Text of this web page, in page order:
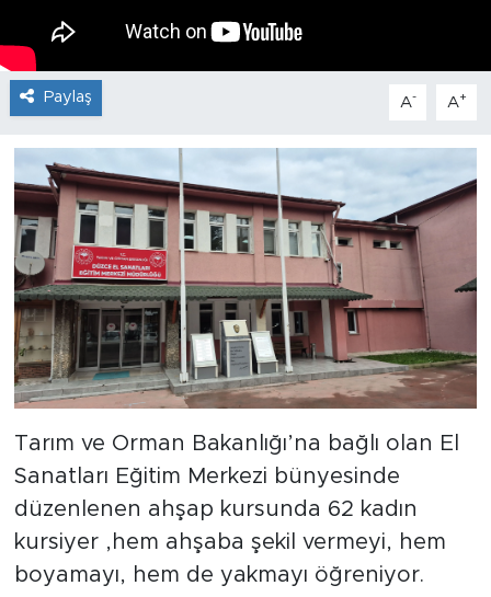
Paylaş A- A+
Tarım ve Orman Bakanlığı’na bağlı olan El
Sanatları Eğitim Merkezi bünyesinde
düzenlenen ahşap kursunda 62 kadın
kursiyer ,hem ahşaba şekil vermeyi, hem
boyamayı, hem de yakmayı öğreniyor.